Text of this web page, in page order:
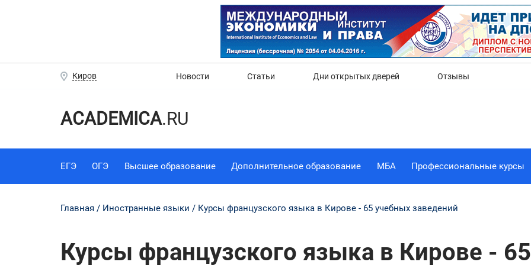
Киров Новости Статьи Дни открытых дверей Отзывы
ACADEMICA.RU
ЕГЭ ОГЭ Высшее образование Дополнительное образование МБА Профессиональные курсы
Главная Иностранные языки Курсы французского языка в Кирове - 65 учебных заведений
Курсы французского языка в Кирове -
Нет